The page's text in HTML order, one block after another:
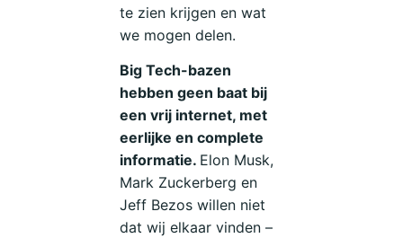
te zien krijgen en wat
we mogen delen.
Big Tech-bazen
hebben geen baat bij
een vrij internet, met
eerlijke en complete
informatie. Elon Musk,
Mark Zuckerberg en
Jeff Bezos willen niet
dat wij elkaar vinden –